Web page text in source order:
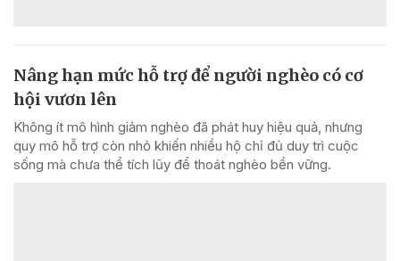
Nâng hạn mức hỗ trợ để người nghèo có cơ
hội vươn lên
Không ít mô hình giảm nghèo đã phát huy hiệu quả, nhưng
quy mô hỗ trợ còn nhỏ khiến nhiều hộ chỉ đủ duy trì cuộc
sống mà chưa thể tích lũy để thoát nghèo bền vững.